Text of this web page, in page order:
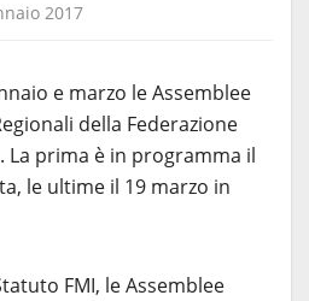
2017
e marzo le Assemblee
della Federazione
La prima è in programma il
le ultime il 19 marzo in
FMI, le Assemblee